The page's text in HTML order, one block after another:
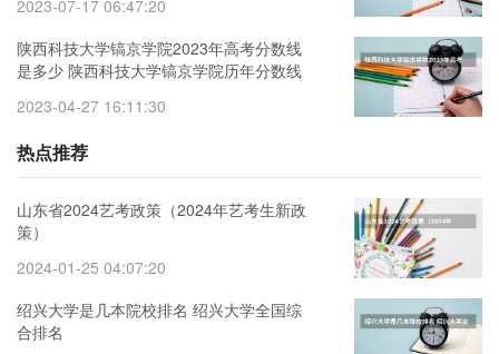
2023-07-17 06:47:20
陕西科技大学镐京学院2023年高考分数线
是多少 陕西科技大学镐京学院历年分数线
2023-04-27 16:11:30
热点推荐
山东省2024艺考政策（2024年艺考生新政
策）
2024-01-25 04:07:20
绍兴大学是几本院校排名 绍兴大学全国综
合排名